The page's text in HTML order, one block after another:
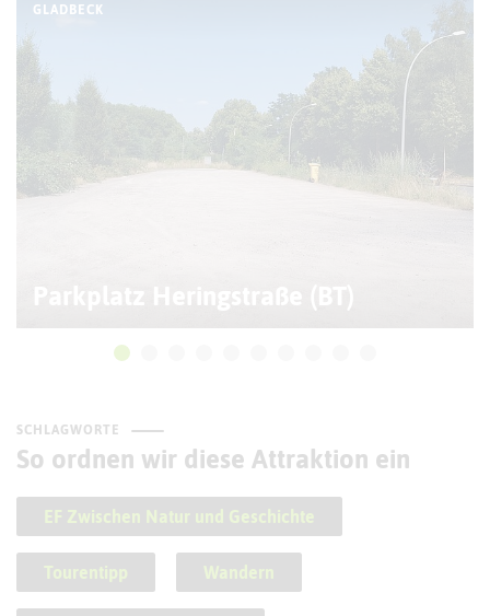
GLADBECK
Parkplatz Heringstraße (BT)
SCHLAGWORTE
So ordnen wir diese Attraktion ein
EF Zwischen Natur und Geschichte
Tourentipp Wandern